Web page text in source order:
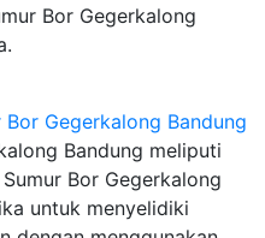
Bor Gegerkalong
Bandung meliputi
Bor Gegerkalong
untuk menyelidiki